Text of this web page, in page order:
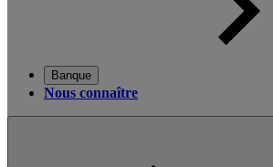
Banque
Nous connaître